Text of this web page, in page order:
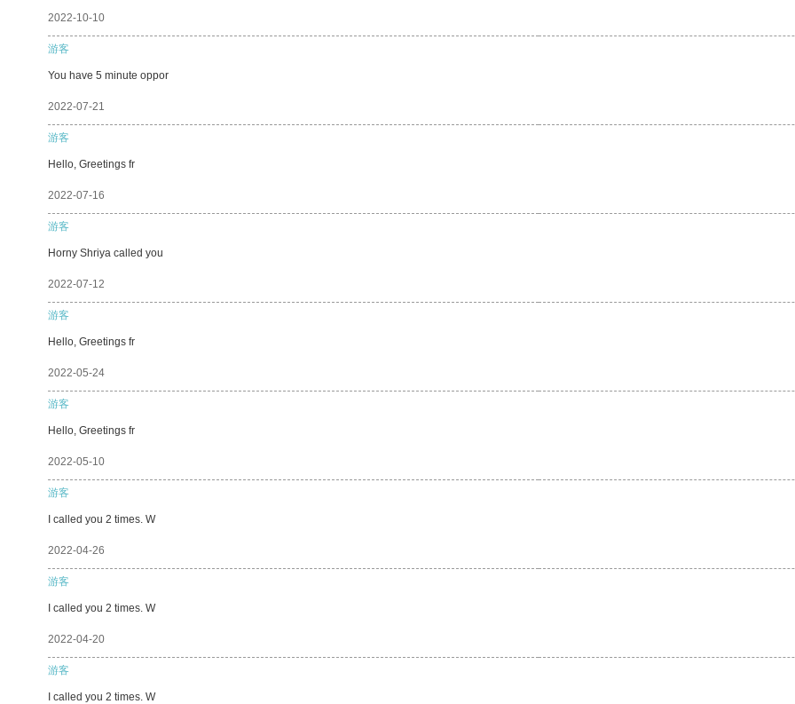
2022-10-10
游客
You have 5 minute oppor
2022-07-21
游客
Hello, Greetings fr
2022-07-16
游客
Horny Shriya called you
2022-07-12
游客
Hello, Greetings fr
2022-05-24
游客
Hello, Greetings fr
2022-05-10
游客
I called you 2 times. W
2022-04-26
游客
I called you 2 times. W
2022-04-20
游客
I called you 2 times. W